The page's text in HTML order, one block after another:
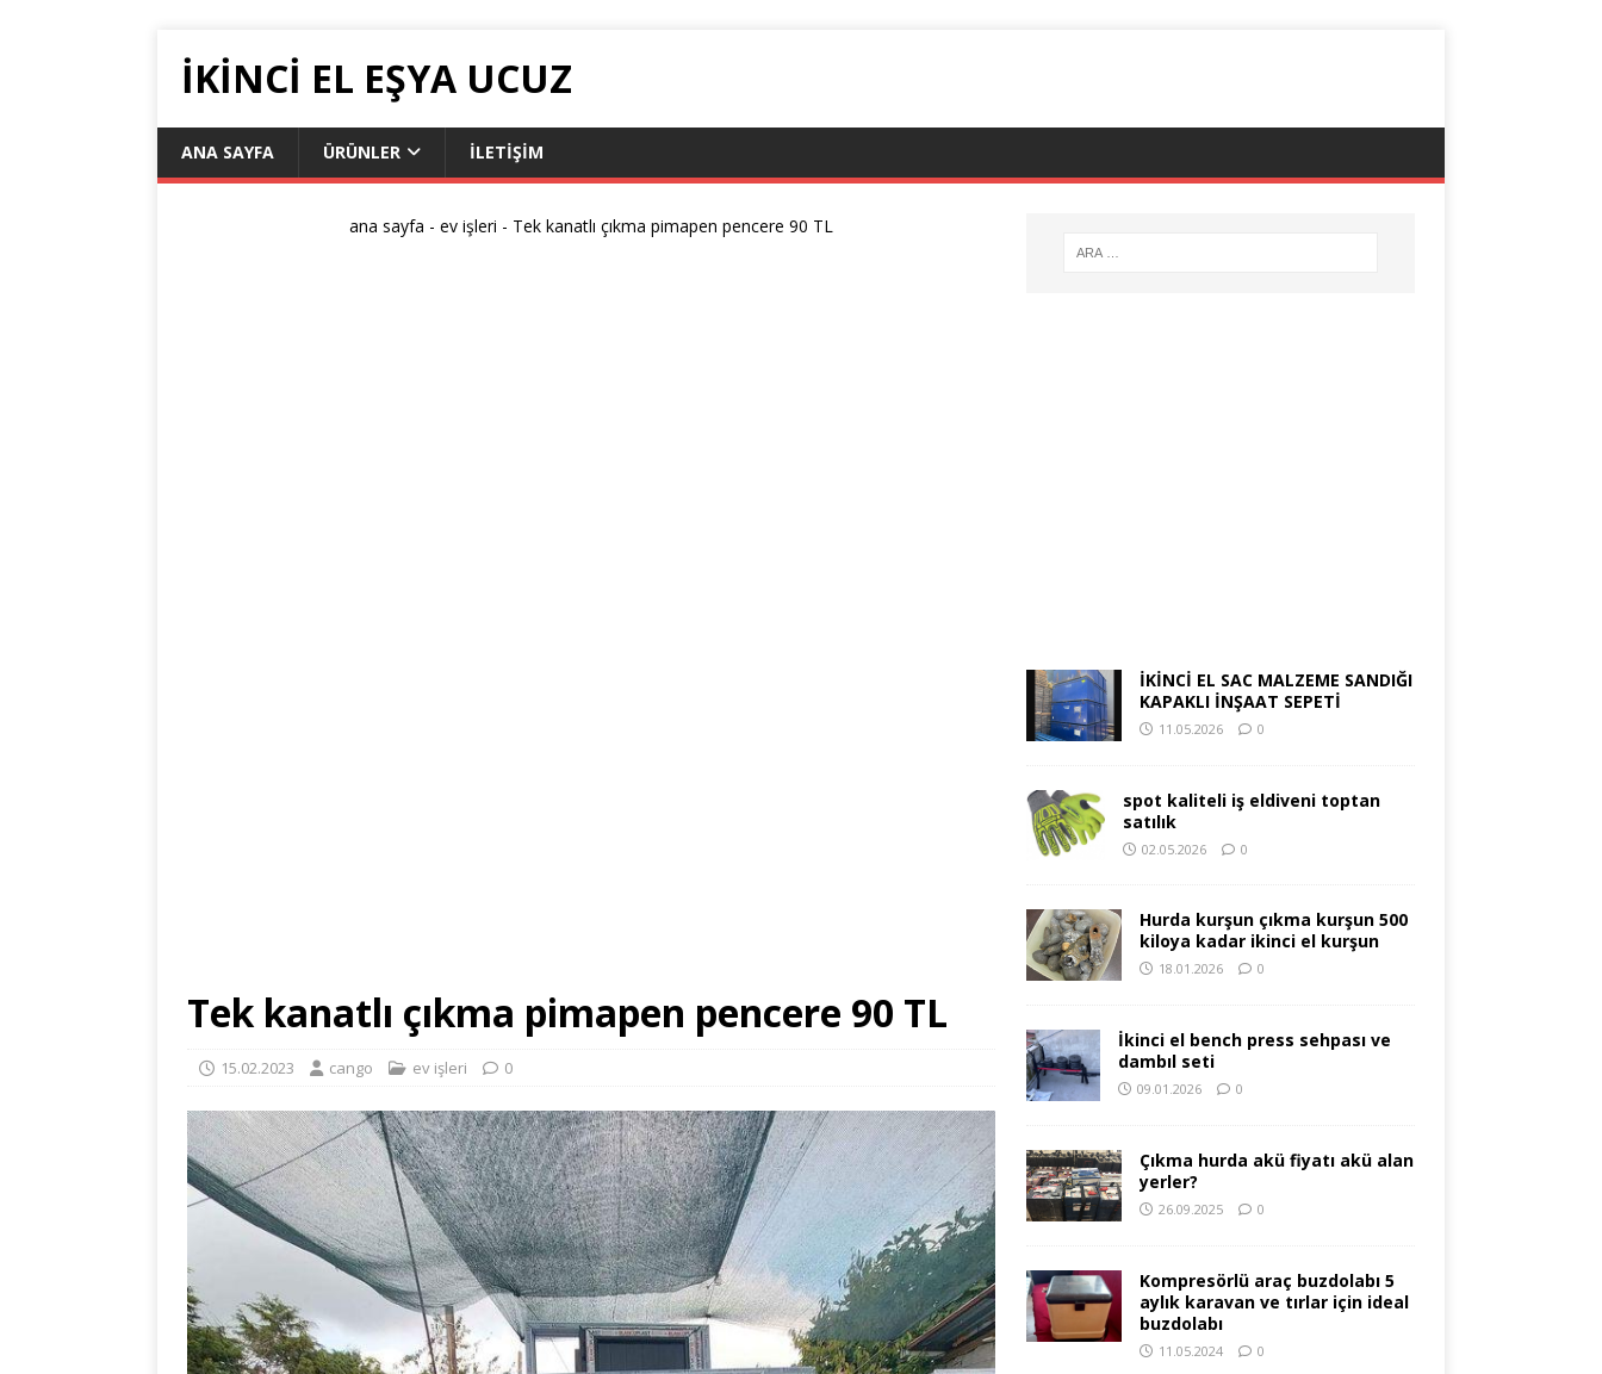
IKINCI EL EŞYA UCUZ
ANA SAYFA ÜRÜNLER ILETIŞIM
ana sayfa -ev işleri - Tek kanatlı çıkma pimapen pencere 90 TL
Tek kanatlı çıkma pimapen pencere 90 TL
15.02.2023 cango ev işleri 0
İKİNCİ EL SAC MALZEME SANDIĞI
KAPAKLI İNŞAAT SEPETİ
11.05.2026 0
spot kaliteli iş eldiveni toptan
satılık
02.05.2026 0
Hurda kurşun çıkma kurşun 500
kiloya kadar ikinci el kurşun
18.01.2026 0
İkinci el bench press sehpası ve
dambıl seti
09.01.2026 0
Çıkma hurda akü fiyatı akü alan
yerler?
26.09.2025 0
Kompresörlü araç buzdolabı 5
aylık karavan ve tırlar için ideal
buzdolabı
11.05.2024 0